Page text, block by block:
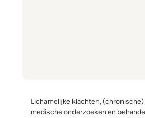
Lichamelijke klachten,
medische onderzoeken en